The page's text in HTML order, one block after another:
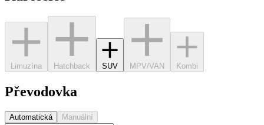
Limuzína Hatchback SUV MPV/VAN Kombi
Převodovka
Automatická Manuální